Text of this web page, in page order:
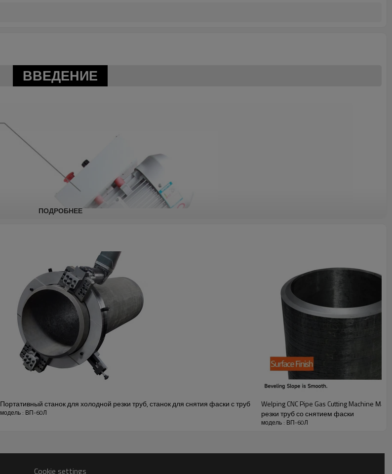
ВВЕДЕНИЕ
ПОДРОБНЕЕ
Портативный станок для холодной резки труб, станок для снятия фаски с труб
модель : ВП-60Л
Welping CNC Pipe Gas Cutting Machine
резки труб со снятием фаски
модель : ВП-60Л
Cookie settings